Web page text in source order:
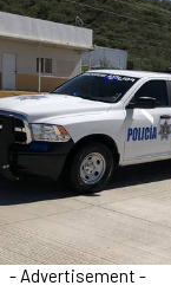
- Advertisement -